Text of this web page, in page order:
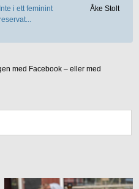
Inte i ett feminint
Åke Stolt
med Facebook – eller med